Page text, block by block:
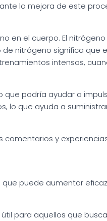
la mejora de este
en el cuerpo. El
nitrógeno significa que
intensos,
podría ayudar a
lo que ayuda a
y
puede aumentar
para aquellos que